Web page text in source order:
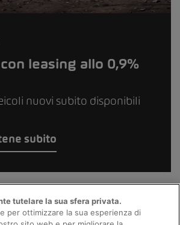
leasing allo 0,9%
nuovi subito disponibili
subito
tutelare la sua sfera privata.
per ottimizzare la sua esperienza di